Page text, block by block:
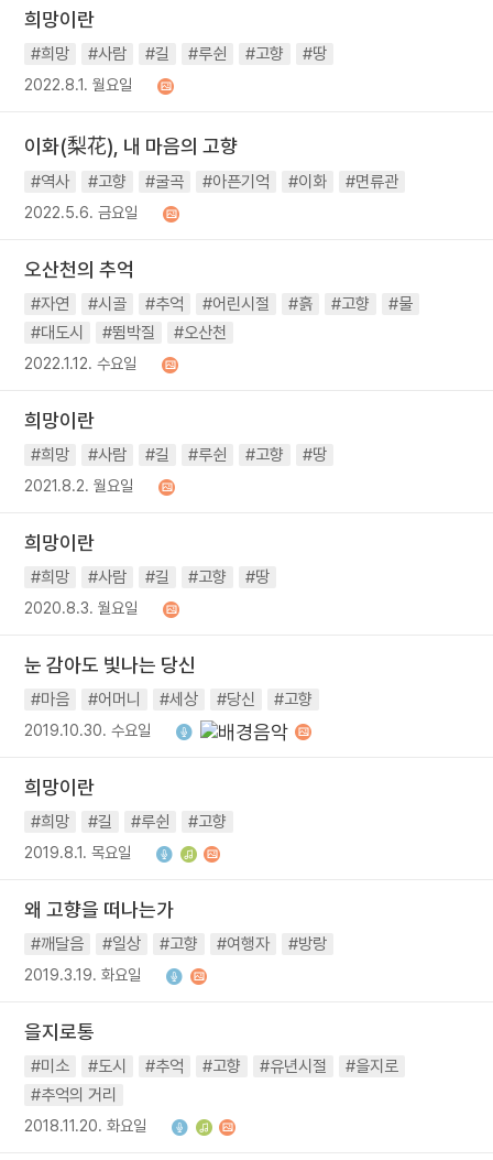
희망이란
#희망 #사람 #길 #루쉰 #고향 #땅
2022.8.1. 월요일
이화(梨花), 내 마음의 고향
#역사 #고향 #굴곡 #아픈기억 #이화 #면류관
2022.5.6. 금요일
오산천의 추억
#자연 #시골 #추억 #어린시절 #흙 #고향
#물
#대도시
#뜀박질 #오산천
2022.1.12. 수요일
희망이란
#희망 #사람 #길 #루쉰 #고향 #땅
2021.8.2. 월요일
희망이란
#희망 #사람 #길 #고향 #땅
2020.8.3. 월요일
눈 감아도 빛나는 당신
#마음 #어머니 #세상 #당신 #고향
2019.10.30. 수요일
희망이란
#희망 #길 #루쉰 #고향
2019.8.1. 목요일
왜 고향을 떠나는가
#깨달음 #일상 #고향 #여행자 #방랑
2019.3.19. 화요일
을지로통
#미소 #도시 #추억 #고향 #유년시절
#을지로
#추억의 거리
2018.11.20. 화요일